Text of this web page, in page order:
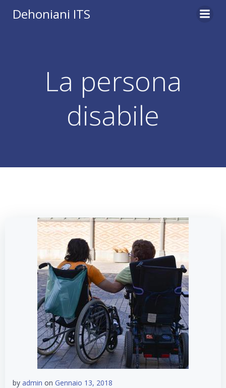
Dehoniani ITS
La persona
disabile
by admin on Gennaio 13, 2018